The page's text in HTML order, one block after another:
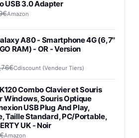
USB 3.0 Adapter
Amazon
A80 - Smartphone 4G (6,7''
RAM) - OR - Version
Cdiscount (Vendeur Tiers)
Combo Clavier et Souris
Windows, Souris Optique
USB Plug And Play,
Taille Standard, PC/Portable,
UK - Noir
Amazon